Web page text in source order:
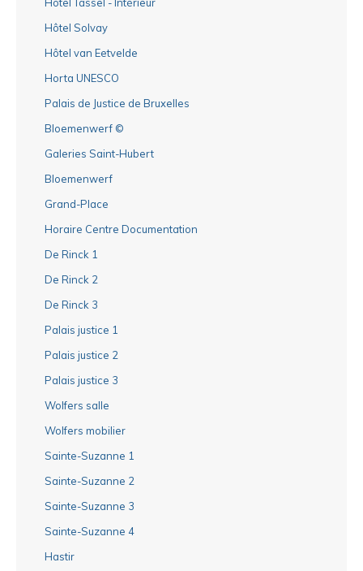
Hôtel Solvay
Hôtel van Eetvelde
Horta UNESCO
Palais de Justice de Bruxelles
Bloemenwerf ©
Galeries Saint-Hubert
Bloemenwerf
Grand-Place
Horaire Centre Documentation
De Rinck 1
De Rinck 2
De Rinck 3
Palais justice 1
Palais justice 2
Palais justice 3
Wolfers salle
Wolfers mobilier
Sainte-Suzanne 1
Sainte-Suzanne 2
Sainte-Suzanne 3
Sainte-Suzanne 4
Hastir